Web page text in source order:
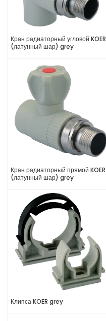
Кран радиаторный угловой KOER
(латунный шар) grey
Кран радиаторный прямой KOER
(латунный шар) grey
Клипса KOER grey